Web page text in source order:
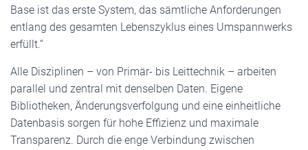
Base ist das erste System, das sämtliche Anforderungen
entlang des gesamten Lebenszyklus eines Umspannwerks
erfüllt.“
Alle Disziplinen – von Primär- bis Leittechnik – arbeiten
parallel und zentral mit denselben Daten. Eigene
Bibliotheken, Änderungsverfolgung und eine einheitliche
Datenbasis sorgen für hohe Effizienz und maximale
Transparenz. Durch die enge Verbindung zwischen